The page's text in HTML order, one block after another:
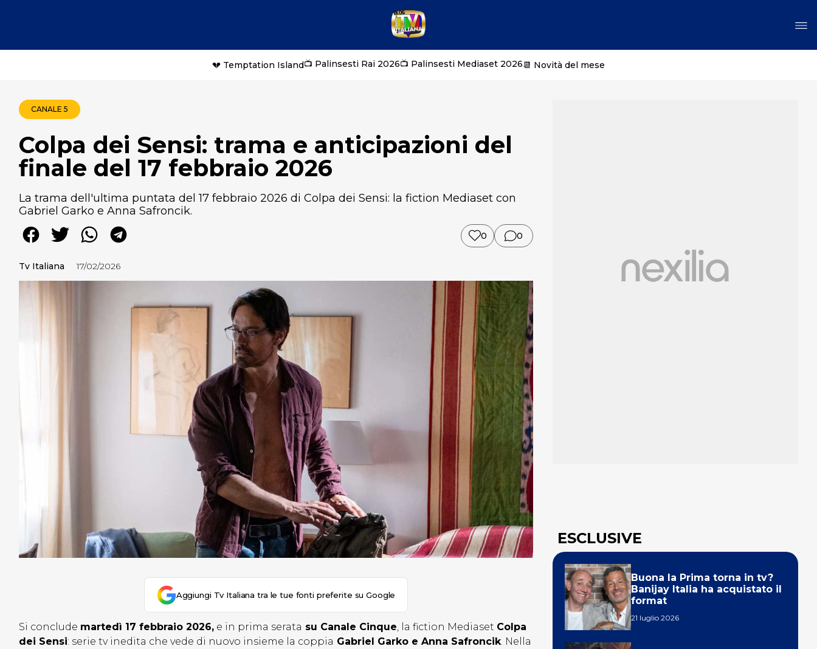
💔 Temptation Island📺 Palinsesti Rai 2026📺 Palinsesti Mediaset 2026📆 Novità del mese
CANALE 5
Colpa dei Sensi: trama e anticipazioni del
finale del 17 febbraio 2026
La trama dell'ultima puntata del 17 febbraio 2026 di Colpa dei Sensi: la fiction Mediaset con
Gabriel Garko e Anna Safroncik.
0 0
Tv Italiana 17/02/2026
Aggiungi Tv Italiana tra le tue fonti preferite su Google
Si conclude martedì 17 febbraio 2026, e in prima serata su Canale Cinque , la fiction Mediaset Colpa
dei Sensi: serie tv inedita che vede di nuovo insieme la coppia Gabriel Garko e Anna Safroncik . Nella
ESCLUSIVE
Buona la Prima torna in tv?
Banijay Italia ha acquistato il
format
21 luglio 2026